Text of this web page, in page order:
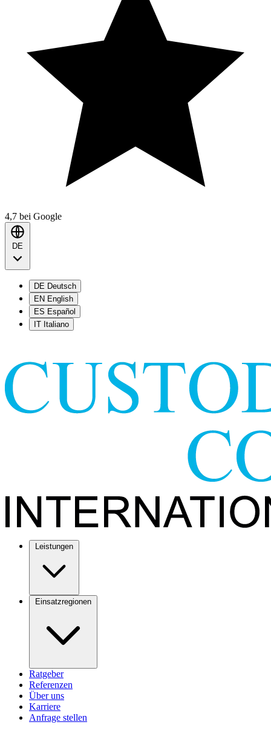
4,7 bei Google
DE
DE Deutsch
EN English
ES Español
IT Italiano
Ratgeber
Referenzen
Über uns
Karriere
Anfrage stellen